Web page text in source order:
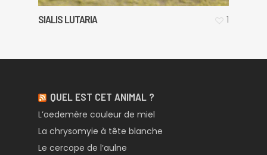
SIALIS LUTARIA 1
QUEL EST CET ANIMAL ?
L’oedemère couleur de miel
La chrysomyie à tête blanche
Le cercope de l’aulne